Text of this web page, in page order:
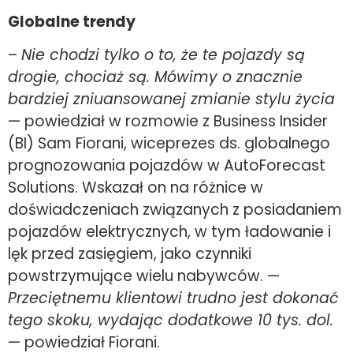
Globalne trendy
– Nie chodzi tylko o to, że te pojazdy są
drogie, chociaż są. Mówimy o znacznie
bardziej zniuansowanej zmianie stylu życia
— powiedział w rozmowie z Business Insider
(BI) Sam Fiorani, wiceprezes ds. globalnego
prognozowania pojazdów w AutoForecast
Solutions. Wskazał on na różnice w
doświadczeniach związanych z posiadaniem
pojazdów elektrycznych, w tym ładowanie i
lęk przed zasięgiem, jako czynniki
powstrzymujące wielu nabywców. —
Przeciętnemu klientowi trudno jest dokonać
tego skoku, wydając dodatkowe 10 tys. dol.
— powiedział Fiorani.